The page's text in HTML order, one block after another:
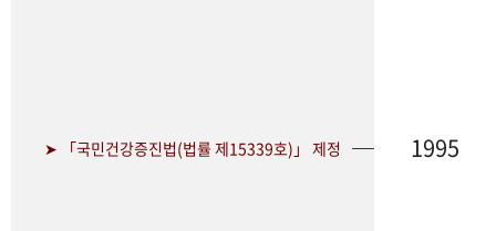
➤ 「국민건강증진법(법률 제15339호)」 제정 1995